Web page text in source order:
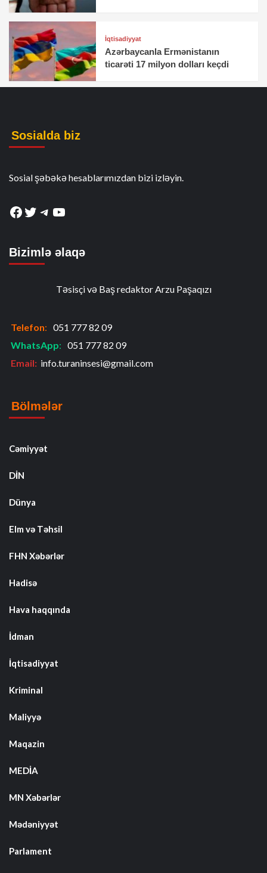
İqtisadiyyat
Azərbaycanla Ermənistanın
ticarəti 17 milyon dolları keçdi
Sosialda biz
Sosial şəbəkə hesablarımızdan bizi izləyin.
Facebook
Twitter
Telegram
YouTube
Bizimlə əlaqə
Təsisçi və Baş redaktor Arzu Paşaqızı
Telefon: 051 777 82 09
WhatsApp: 051 777 82 09
Email: info.turaninsesi@gmail.com
Bölmələr
Cəmiyyət
DİN
Dünya
Elm və Təhsil
FHN Xəbərlər
Hadisə
Hava haqqında
İdman
İqtisadiyyat
Kriminal
Maliyyə
Maqazin
MEDİA
MN Xəbərlər
Mədəniyyət
Parlament